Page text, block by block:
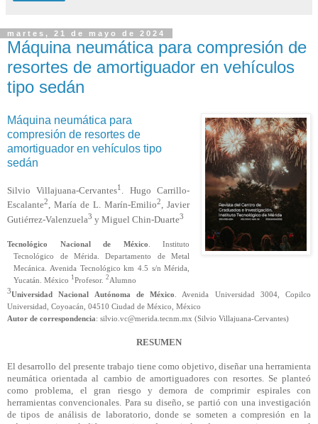
martes, 21 de mayo de 2024
Máquina neumática para compresión de
resortes de amortiguador en vehículos
tipo sedán
Máquina neumática para
compresión de resortes de
amortiguador en vehículos tipo
sedán
Silvio Villajuana-Cervantes1
. Hugo Carrillo-
Escalante2, María de L. Marín-Emilio2, Javier
Gutiérrez-Valenzuela3 y Miguel Chin-Duarte3
Tecnológico Nacional de México . Instituto
Tecnológico de Mérida. Departamento de Metal
Mecánica. Avenida Tecnológico km 4.5 s/n Mérida,
Yucatán. México 1Profesor.2 Alumno
3Universidad Nacional Autónoma de México . Avenida Universidad 3004, Copilco
Universidad, Coyoacán, 04510 Ciudad de México, México
Autor de correspondencia: silvio.vc@merida.tecnm.mx (Silvio Villajuana-Cervantes)
RESUMEN
El desarrollo del presente trabajo tiene como objetivo, diseñar una herramienta
neumática orientada al cambio de amortiguadores con resortes. Se planteó
como problema, el gran riesgo y demora de comprimir espirales con
herramientas convencionales. Para su diseño, se partió con una investigación
de tipos de análisis de laboratorio, donde se someten a compresión en la